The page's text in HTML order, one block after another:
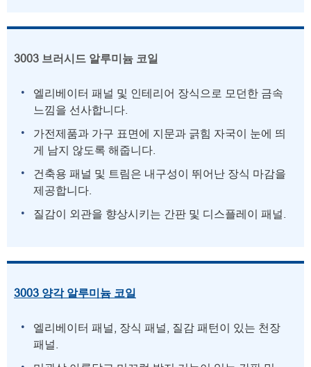
3003 브러시드 알루미늄 코일
엘리베이터 패널 및 인테리어 장식으로 모던한 금속
느낌을 선사합니다.
가전제품과 가구 표면에 지문과 긁힘 자국이 눈에 띄
게 남지 않도록 해줍니다.
건축용 패널 및 트림은 내구성이 뛰어난 장식 마감을
제공합니다.
질감이 외관을 향상시키는 간판 및 디스플레이 패널.
3003 양각 알루미늄 코일
엘리베이터 패널, 장식 패널, 질감 패턴이 있는 천장
패널.